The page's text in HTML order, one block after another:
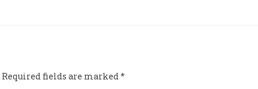
Required fields are marked *